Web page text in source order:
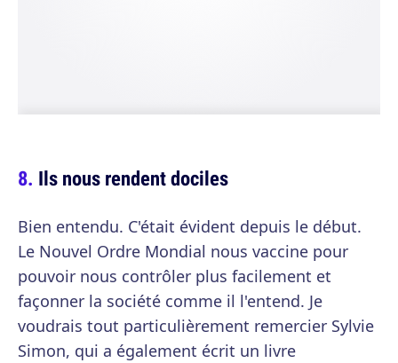
Ils nous rendent dociles
Bien entendu. C'était évident depuis le début.
Le Nouvel Ordre Mondial nous vaccine pour
pouvoir nous contrôler plus facilement et
façonner la société comme il l'entend. Je
voudrais tout particulièrement remercier Sylvie
Simon, qui a également écrit un livre